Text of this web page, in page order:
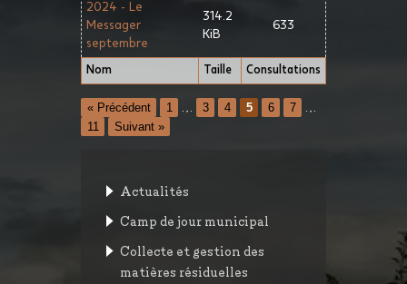
Nom Taille Consultations
2024 - Le
Messager
septembre
314.2
KiB
633
« Précédent 1 … 3 4 5 6 7
…
11
Suivant »
Actualités
Camp de jour municipal
Collecte et gestion des
matières résiduelles